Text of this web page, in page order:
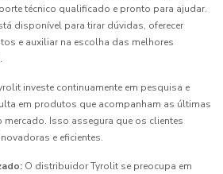
técnico qualificado e pronto para ajudar.
disponível para tirar dúvidas, oferecer
e auxiliar na escolha das melhores
investe continuamente em pesquisa e
em produtos que acompanham as últimas
Isso assegura que os clientes
e eficientes.
O distribuidor Tyrolit se preocupa em